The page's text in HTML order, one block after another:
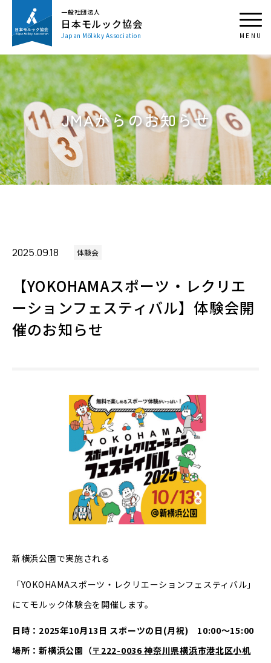
一般社団法人
日本モルック協会
Japan Mölkky Association
JMAからのお知らせ
2025.09.18 体験会
【YOKOHAMAスポーツ・レクリエ
ーションフェスティバル】体験会開
催のお知らせ
新横浜公園で実施される
「YOKOHAMAスポーツ・レクリエーションフェスティバル」
にてモルック体験会を開催します。
日時：2025年10月13日 スポーツの日(月祝) 10:00～15:00
場所：新横浜公園（〒222-0036 神奈川県横浜市港北区小机